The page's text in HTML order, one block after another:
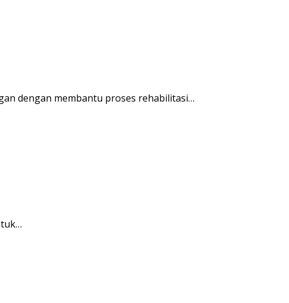
dengan membantu proses rehabilitasi…